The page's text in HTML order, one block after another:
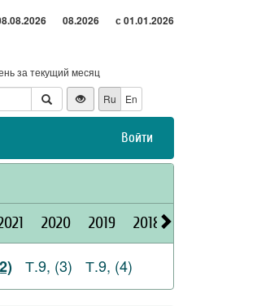
08.2026 с 01.01.2026
за текущий месяц
Ru
En
Войти
2020 2019 2018
Т.9, (3) Т.9, (4)